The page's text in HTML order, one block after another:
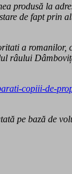
produsă la
de fapt
a
copiii-de-
pe bază de